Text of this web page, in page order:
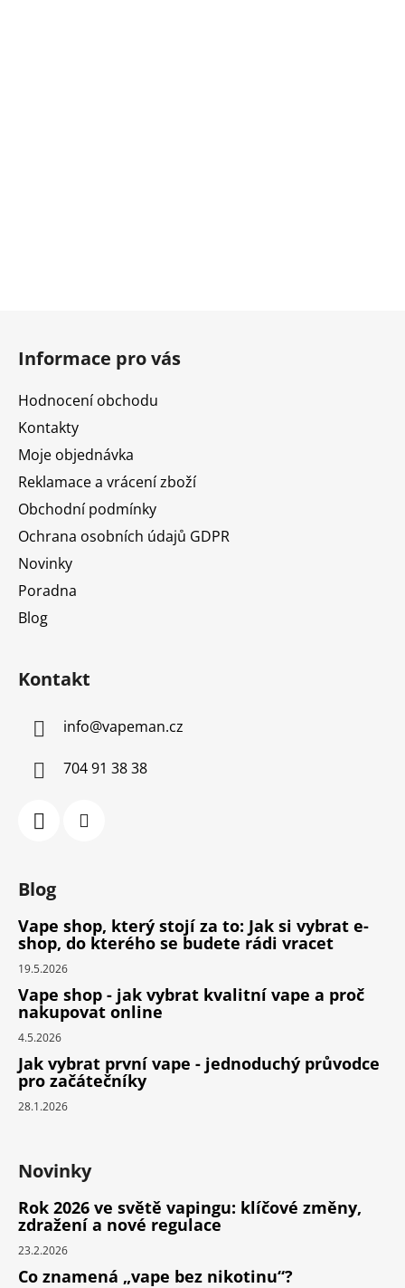
Informace pro vás
Hodnocení obchodu
Kontakty
Moje objednávka
Reklamace a vrácení zboží
Obchodní podmínky
Ochrana osobních údajů GDPR
Novinky
Poradna
Blog
Kontakt
info@vapeman.cz
704 91 38 38
Blog
Vape shop, který stojí za to: Jak si vybrat e-
shop, do kterého se budete rádi vracet
19.5.2026
Vape shop - jak vybrat kvalitní vape a proč
nakupovat online
4.5.2026
Jak vybrat první vape - jednoduchý průvodce
pro začátečníky
28.1.2026
Novinky
Rok 2026 ve světě vapingu: klíčové změny,
zdražení a nové regulace
23.2.2026
Co znamená „vape bez nikotinu“?